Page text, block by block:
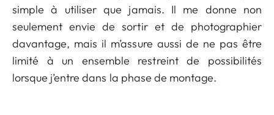
simple à utiliser que jamais. Il me donne non
seulement envie de sortir et de photographier
davantage, mais il m’assure aussi de ne pas être
limité à un ensemble restreint de possibilités
lorsque j’entre dans la phase de montage.